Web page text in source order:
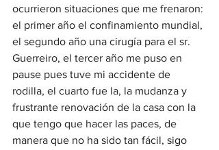
ocurrieron situaciones que me frenaron:
el primer año el confinamiento mundial,
el segundo año una cirugía para el sr.
Guerreiro, el tercer año me puso en
pause pues tuve mi accidente de
rodilla, el cuarto fue la, la mudanza y
frustrante renovación de la casa con la
que tengo que hacer las paces, de
manera que no ha sido tan fácil, sigo